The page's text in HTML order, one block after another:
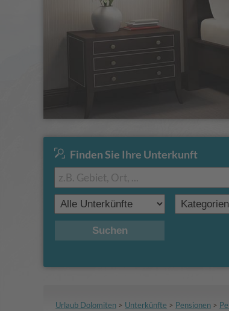
Finden Sie Ihre Unterkunft
Suchen
Urlaub Dolomiten > Unterkünfte > Pensionen >